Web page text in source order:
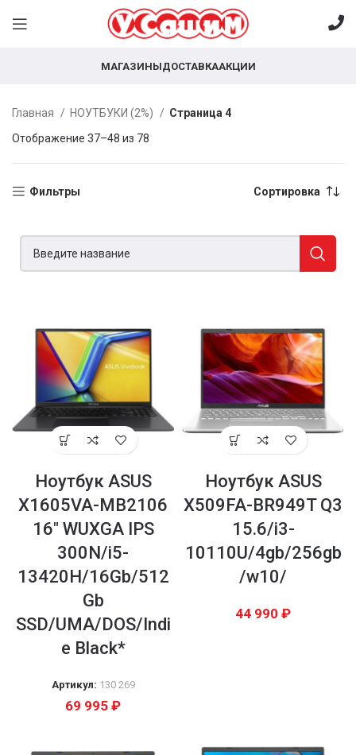
МАГАЗИНЫДОСТАВКААКЦИИ
Главная НОУТБУКИ (2%)
Страница 4
Отображение 37–48 из 78
Фильтры Сортировка
Ноутбук ASUS
X1605VA-MB2106
16″ WUXGA IPS
300N/i5-
13420H/16Gb/512
Gb
SSD/UMA/DOS/Indi
e Black*
Артикул: 130 269
69 995 ₽
Ноутбук ASUS
X509FA-BR949T Q3
15.6/i3-
10110U/4gb/256gb
/w10/
44 990 ₽